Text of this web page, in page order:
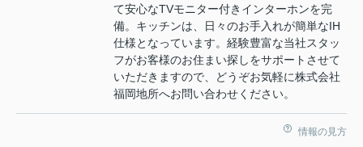
て安心なTVモニター付きインターホンを完
備。キッチンは、日々のお手入れが簡単なIH
仕様となっています。経験豊富な当社スタッ
フがお客様のお住まい探しをサポートさせて
いただきますので、どうぞお気軽に株式会社
福岡地所へお問い合わせください。
情報の見方